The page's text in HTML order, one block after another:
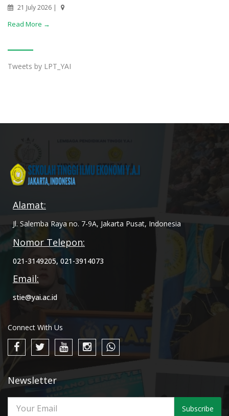
21 July 2026 |
Read More →
Tweets by LPT_YAI
Alamat:
Jl. Salemba Raya no. 7-9A, Jakarta Pusat, Indonesia
Nomor Telepon:
021-3149205, 021-3914073
Email:
stie@yai.ac.id
Connect With Us
Newsletter
Subscribe